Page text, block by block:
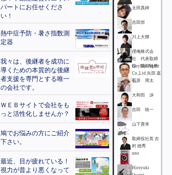
パートにお任せくださ
い！
熱中症予防・暑さ指数測
定器
我々は、後継者を成功に
導くための本質的な後継
者支援を専門とする唯一
の会社です。
ＷＥＢサイトで会社をも
っと活性化しませんか？
鳩でお悩みの方にご紹介
下さい。
最近、目が疲れている！
視力が昔より悪くなって
太田真綺
吉田崇
川上大輝
僕俺株式会
社 代表取締
役 成田幹男
GuyBooAgent
Co.,Ltd.矢田 嘉
弘
石原 周太
大和田 渉
吉田 統一
山下貴幸
取締役社長 吉
村 徳秀
uno
Hiroyuki